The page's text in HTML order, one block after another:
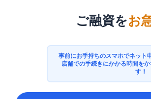
ご融資をお
事前にお手持ちのスマホでネット
店舗での手続きにかかる時間を
す！